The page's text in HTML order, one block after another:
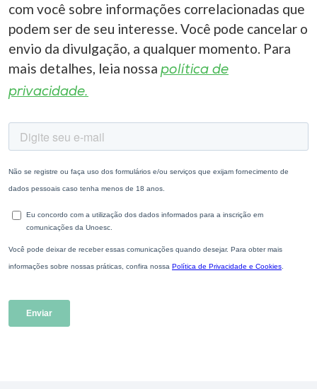
com você sobre informações correlacionadas que
podem ser de seu interesse. Você pode cancelar o
envio da divulgação, a qualquer momento. Para
mais detalhes, leia nossa política de
privacidade.